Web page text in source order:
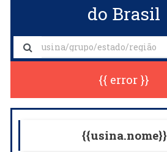
do Brasil
{{ error }}
{{usina.nome}}